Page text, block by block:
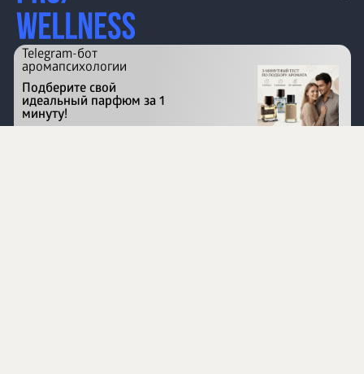
Перейти на сайт
Telegram-бот
аромапсихологии
Подберите свой
идеальный парфюм за 1
минуту!